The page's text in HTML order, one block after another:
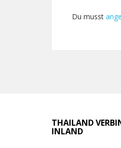
Du musst
THAILAND
INLAND